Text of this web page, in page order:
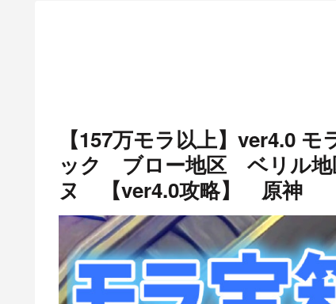
【157万モラ以上】ver4.0
ック ブロー地区 ベリル
ヌ 【ver4.0攻略】 原神